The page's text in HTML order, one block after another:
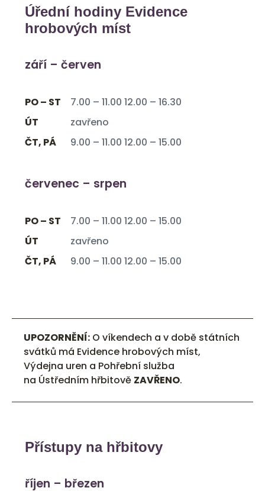
Úřední hodiny Evidence
hrobových míst
září – červen
PO – ST
7.00 – 11.00 12.00 – 16.30
ÚT
zavřeno
ČT, PÁ
9.00 – 11.00 12.00 – 15.00
červenec – srpen
PO – ST
7.00 – 11.00 12.00 – 15.00
ÚT
zavřeno
ČT, PÁ
9.00 – 11.00 12.00 – 15.00
UPOZORNĚNÍ: O víkendech a v době státních
svátků má Evidence hrobových míst,
Výdejna uren a Pohřební služba
na Ústředním hřbitově ZAVŘENO.
Přístupy na hřbitovy
říjen – březen